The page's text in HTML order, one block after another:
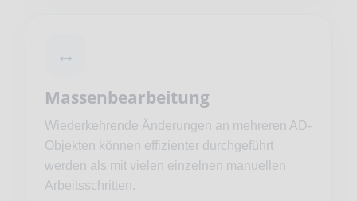
↔
Massenbearbeitung
Wiederkehrende Änderungen an mehreren AD-
Objekten können effizienter durchgeführt
werden als mit vielen einzelnen manuellen
Arbeitsschritten.